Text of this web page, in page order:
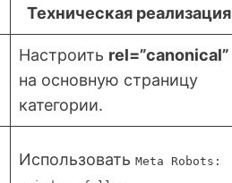
Техническая реализация
Настроить rel=”canonical”
на основную страницу
категории.
Использовать Meta Robots: